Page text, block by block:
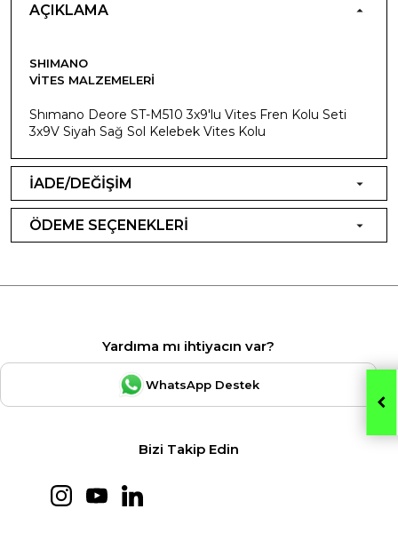
AÇIKLAMA
SHIMANO
VITES MALZEMELERI
Shımano Deore ST-M510 3x9'lu Vites Fren Kolu Seti
3x9V Siyah Sağ Sol Kelebek Vites Kolu
İADE/DEĞİŞİM
ÖDEME SEÇENEKLERİ
Yardıma mı ihtiyacın var?
WhatsApp Destek
Bizi Takip Edin